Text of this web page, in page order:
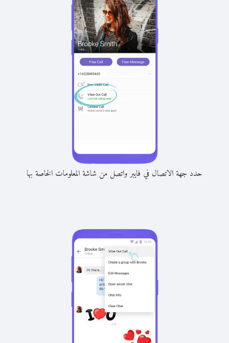
حدد جهة الاتصال في فايبر واتصل من شاشة المعلومات الخاصة بها